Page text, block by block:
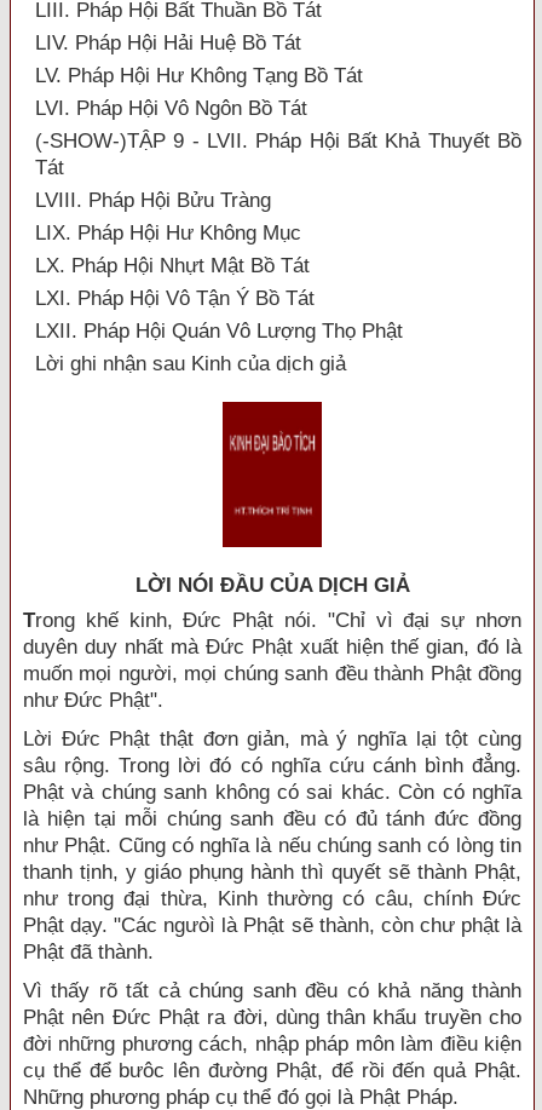
LIII. Pháp Hội Bất Thuần Bồ Tát
LIV. Pháp Hội Hải Huệ Bồ Tát
LV. Pháp Hội Hư Không Tạng Bồ Tát
LVI. Pháp Hội Vô Ngôn Bồ Tát
(-SHOW-)TẬP 9 - LVII. Pháp Hội Bất Khả Thuyết Bồ
Tát
LVIII. Pháp Hội Bửu Tràng
LIX. Pháp Hội Hư Không Mục
LX. Pháp Hội Nhựt Mật Bồ Tát
LXI. Pháp Hội Vô Tận Ý Bồ Tát
LXII. Pháp Hội Quán Vô Lượng Thọ Phật
Lời ghi nhận sau Kinh của dịch giả
LỜI NÓI ÐẦU CỦA DỊCH GIẢ
Trong khế kinh, Đức Phật nói. "Chỉ vì đại sự nhơn
duyên duy nhất mà Đức Phật xuất hiện thế gian, đó là
muốn mọi người, mọi chúng sanh đều thành Phật đồng
như Đức Phật".
Lời Đức Phật thật đơn giản, mà ý nghĩa lại tột cùng
sâu rộng. Trong lời đó có nghĩa cứu cánh bình đẳng.
Phật và chúng sanh không có sai khác. Còn có nghĩa
là hiện tại mỗi chúng sanh đều có đủ tánh đức đồng
như Phật. Cũng có nghĩa là nếu chúng sanh có lòng tin
thanh tịnh, y giáo phụng hành thì quyết sẽ thành Phật,
như trong đại thừa, Kinh thường có câu, chính Đức
Phật dạy. "Các ngưòì là Phật sẽ thành, còn chư phật là
Phật đã thành.
Vì thấy rõ tất cả chúng sanh đều có khả năng thành
Phật nên Đức Phật ra đời, dùng thân khẩu truyền cho
đời những phương cách, nhập pháp môn làm điều kiện
cụ thể để bưôc lên đường Phật, để rồi đến quả Phật.
Những phương pháp cụ thể đó gọi là Phật Pháp.